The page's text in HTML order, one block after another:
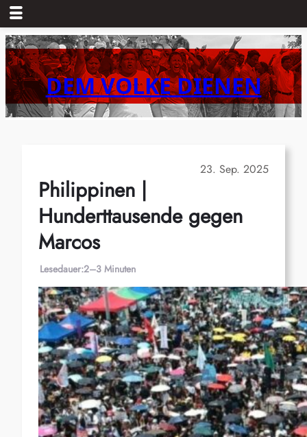
Zum
Inhalt
springenDEM VOLKE DIENEN
23. Sep. 2025
Philippinen |
Hunderttausende gegen
Marcos
Lesedauer:2–3 Minuten